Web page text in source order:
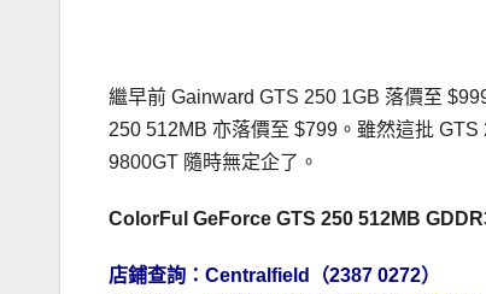
繼早前 Gainward GTS 250 1GB 落價至
250 512MB 亦落價至 $799。雖然這批
9800GT 隨時無定企了。
ColorFul GeForce GTS 250 512MB
店鋪查詢：Centralfield（2387 0272）